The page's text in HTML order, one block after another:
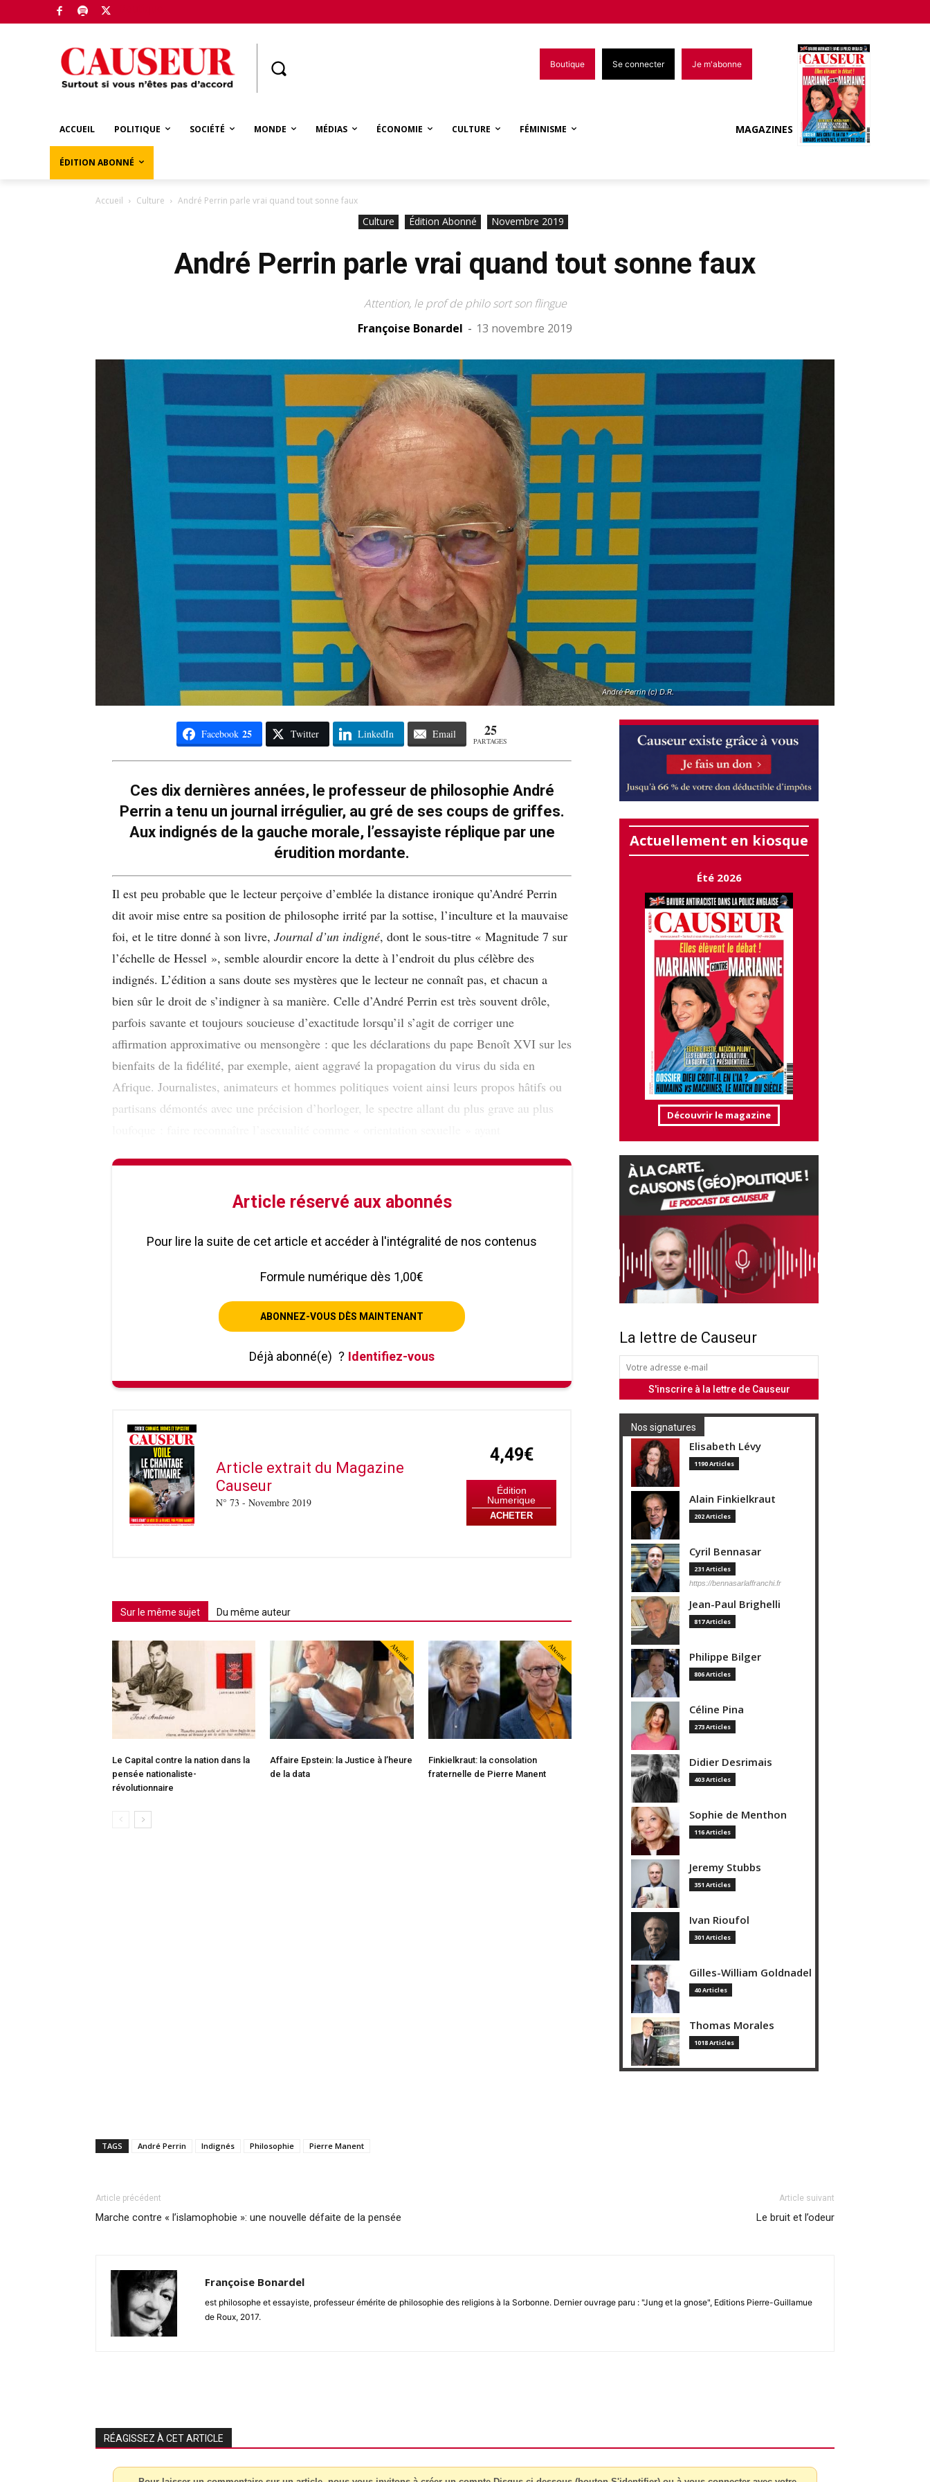
Boutique Se connecter Je m'abonne
ACCUEIL POLITIQUE SOCIÉTÉ MONDE MÉDIAS ÉCONOMIE CULTURE FÉMINISME
ÉDITION ABONNÉ
MAGAZINES
Accueil Culture André Perrin parle vrai quand tout sonne faux
Culture Édition Abonné Novembre 2019
André Perrin parle vrai quand tout sonne faux
Attention, le prof de philo sort son flingue
Françoise Bonardel - 13 novembre 2019
André Perrin (c) D.R.
Facebook 25 Twitter LinkedIn Email 25
PARTAGES
Ces dix dernières années, le professeur de philosophie André
Perrin a tenu un journal irrégulier, au gré de ses coups de griffes.
Aux indignés de la gauche morale, l’essayiste réplique par une
érudition mordante.
Il est peu probable que le lecteur perçoive d’emblée la distance ironique qu’André Perrin
dit avoir mise entre sa position de philosophe irrité par la sottise, l’inculture et la mauvaise
foi, et le titre donné à son livre, Journal d’un indigné, dont le sous-titre « Magnitude 7 sur
l’échelle de Hessel », semble alourdir encore la dette à l’endroit du plus célèbre des
indignés. L’édition a sans doute ses mystères que le lecteur ne connaît pas, et chacun a
bien sûr le droit de s’indigner à sa manière. Celle d’André Perrin est très souvent drôle,
parfois savante et toujours soucieuse d’exactitude lorsqu’il s’agit de corriger une
affirmation approximative ou mensongère : que les déclarations du pape Benoît XVI sur les
bienfaits de la fidélité, par exemple, aient aggravé la propagation du virus du sida en
Afrique. Journalistes, animateurs et hommes politiques voient ainsi leurs propos hâtifs ou
partisans démontés avec une précision d’horloger, le spectre allant du plus grave au plus
Article réservé aux abonnés
Pour lire la suite de cet article et accéder à l'intégralité de nos contenus
Formule numérique dès 1,00€
ABONNEZ-VOUS DÈS MAINTENANT
Déjà abonné(e) ? Identifiez-vous
Article extrait du Magazine
Causeur
N° 73 - Novembre 2019
4,49€
Édition
Numerique
ACHETER
Sur le même sujet Du même auteur
Le Capital contre la nation dans la
pensée nationaliste-
révolutionnaire
Abonné
Affaire Epstein: la Justice à l’heure
de la data
Abonné
Finkielkraut: la consolation
fraternelle de Pierre Manent
Actuellement en kiosque
Été 2026
Découvrir le magazine
La lettre de Causeur
Nos signatures
Elisabeth Lévy
1190 Articles
Alain Finkielkraut
202 Articles
Cyril Bennasar
231 Articles
https://bennasarlaffranchi.fr
Jean-Paul Brighelli
817 Articles
Philippe Bilger
806 Articles
Céline Pina
273 Articles
Didier Desrimais
403 Articles
Sophie de Menthon
116 Articles
Jeremy Stubbs
351 Articles
Ivan Rioufol
301 Articles
Gilles-William Goldnadel
40 Articles
Thomas Morales
1018 Articles
TAGS André Perrin Indignés Philosophie Pierre Manent
Article précédent
Marche contre « l’islamophobie »: une nouvelle défaite de la pensée
Article suivant
Le bruit et l’odeur
Françoise Bonardel
est philosophe et essayiste, professeur émérite de philosophie des religions à la Sorbonne. Dernier ouvrage paru : "Jung et la gnose", Editions Pierre-Guillamue
de Roux, 2017.
RÉAGISSEZ À CET ARTICLE